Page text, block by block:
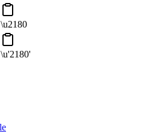
\u2180
\u'2180'